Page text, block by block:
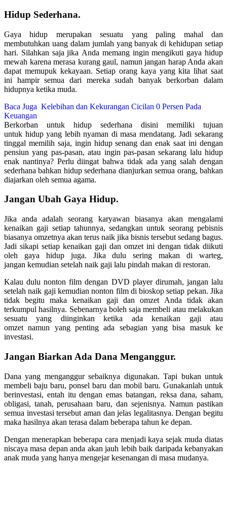
Hidup Sederhana.
Gaya hidup merupakan sesuatu yang paling mahal dan
membutuhkan uang dalam jumlah yang banyak di kehidupan setiap
hari. Silahkan saja jika Anda memang ingin mengikuti gaya hidup
mewah karena merasa kurang gaul, namun jangan harap Anda akan
dapat memupuk kekayaan. Setiap orang kaya yang kita lihat saat
ini hampir semua dari mereka sudah banyak berkorban dalam
hidupnya ketika muda.
Baca Juga Kelebihan dan Kekurangan Cicilan 0 Persen Pada
Keuangan
Berkorban untuk hidup sederhana disini memiliki tujuan
untuk hidup yang lebih nyaman di masa mendatang. Jadi sekarang
tinggal memilih saja, ingin hidup senang dan enak saat ini dengan
pensiun yang pas-pasan, atau ingin pas-pasan sekarang lalu hidup
enak nantinya? Perlu diingat bahwa tidak ada yang salah dengan
sederhana bahkan hidup sederhana dianjurkan semua orang, bahkan
diajarkan oleh semua agama.
Jangan Ubah Gaya Hidup.
Jika anda adalah seorang karyawan biasanya akan mengalami
kenaikan gaji setiap tahunnya, sedangkan untuk seorang pebisnis
biasanya omzetnya akan terus naik jika bisnis tersebut sedang bagus.
Jadi sikapi setiap kenaikan gaji dan omzet ini dengan tidak diikuti
oleh gaya hidup juga. Jika dulu sering makan di warteg,
jangan kemudian setelah naik gaji lalu pindah makan di restoran.
Kalau dulu nonton film dengan DVD player dirumah, jangan lalu
setelah naik gaji kemudian nonton film di bioskop setiap pekan. Jika
tidak begitu maka kenaikan gaji dan omzet Anda tidak akan
terkumpul hasilnya. Sebenarnya boleh saja membeli atau melakukan
sesuatu yang diinginkan ketika ada kenaikan gaji atau
omzet namun yang penting ada sebagian yang bisa masuk ke
investasi.
Jangan Biarkan Ada Dana Menganggur.
Dana yang menganggur sebaiknya digunakan. Tapi bukan untuk
membeli baju baru, ponsel baru dan mobil baru. Gunakanlah untuk
berinvestasi, entah itu dengan emas batangan, reksa dana, saham,
obligasi, tanah, perusahaan baru, dan sejenisnya. Namun pastikan
semua investasi tersebut aman dan jelas legalitasnya. Dengan begitu
maka hasilnya akan terasa dalam beberapa tahun ke depan.
Dengan menerapkan beberapa cara menjadi kaya sejak muda diatas
niscaya masa depan anda akan jauh lebih baik daripada kebanyakan
anak muda yang hanya mengejar kesenangan di masa mudanya.